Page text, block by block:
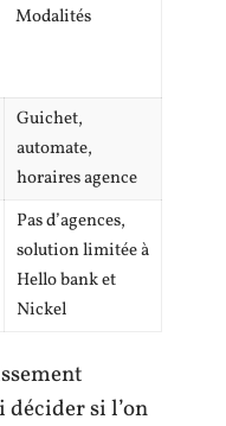
Modalités
Guichet,
automate,
horaires agence
Pas d’agences,
solution limitée à
Hello bank et
Nickel
décider si l’on